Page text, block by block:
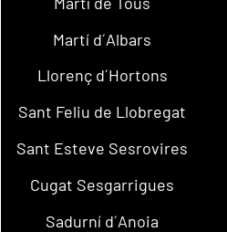
Martí d´Albars
Llorenç d´Hortons
Sant Feliu de Llobregat
Sant Esteve Sesrovires
Cugat Sesgarrigues
Sadurní d´Anoia